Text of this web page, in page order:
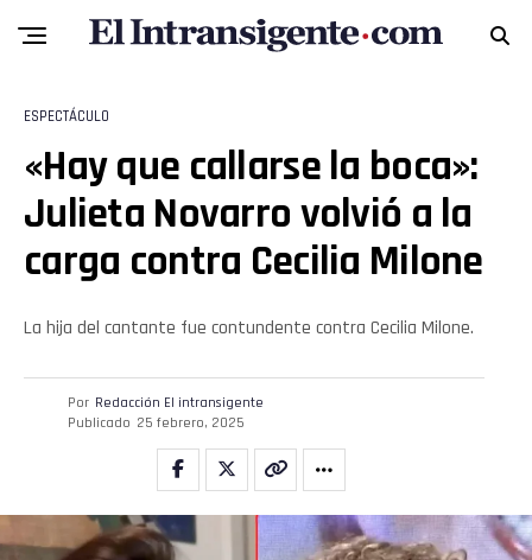
ESPECTÁCULO
«Hay que callarse la boca»:
Julieta Novarro volvió a la
carga contra Cecilia Milone
La hija del cantante fue contundente contra Cecilia Milone.
Por Redacción El intransigente
Publicado 25 febrero, 2025